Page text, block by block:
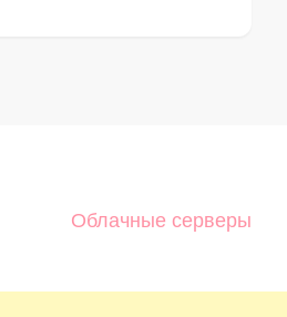
Облачные серверы